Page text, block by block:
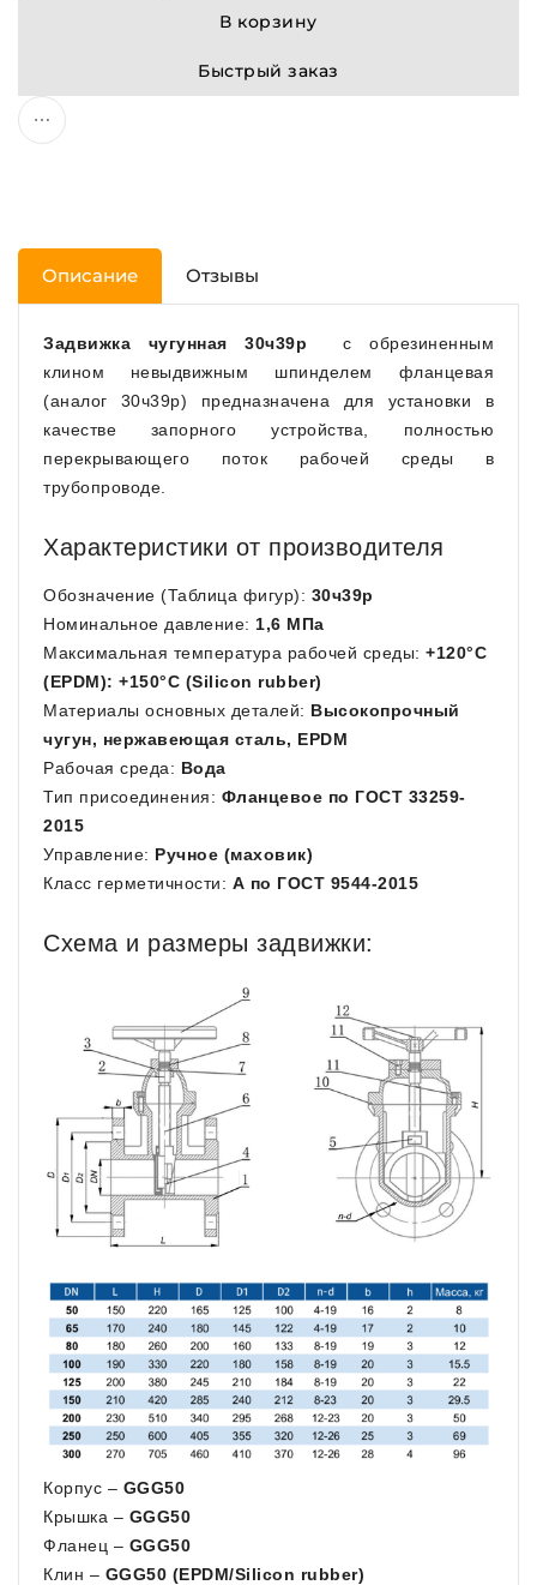
В корзину
Быстрый заказ
Описание Отзывы
Задвижка чугунная 30ч39р с обрезиненным
клином невыдвижным шпинделем фланцевая
(аналог 30ч39р) предназначена для установки в
качестве запорного устройства, полностью
перекрывающего поток рабочей среды в
трубопроводе.
Характеристики от производителя
Обозначение (Таблица фигур): 30ч39р
Номинальное давление: 1,6 МПа
Максимальная температура рабочей среды: +120°C
(EPDM): +150°C (Silicon rubber)
Материалы основных деталей: Высокопрочный
чугун, нержавеющая сталь, EPDM
Рабочая среда: Вода
Тип присоединения: Фланцевое по ГОСТ 33259-
2015
Управление: Ручное (маховик)
Класс герметичности: А по ГОСТ 9544-2015
Схема и размеры задвижки:
Корпус – GGG50
Крышка – GGG50
Фланец – GGG50
Клин – GGG50 (EPDM/Silicon rubber)